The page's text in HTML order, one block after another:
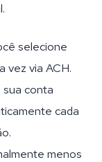
selecione
vez via ACH.
conta
cada
menos